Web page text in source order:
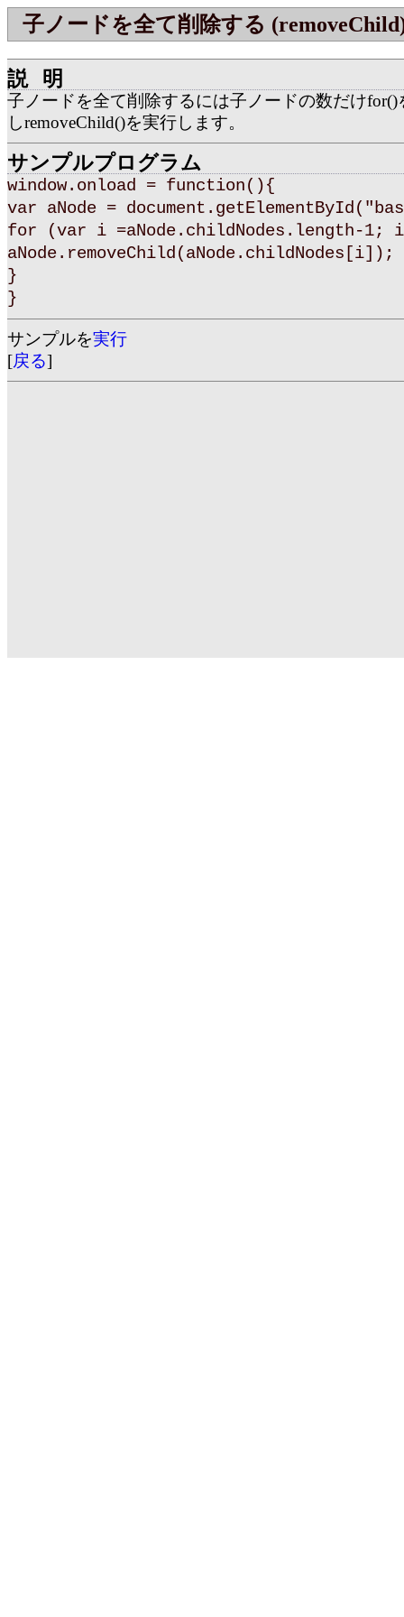
子ノードを全て削除する
説明
子ノードを全て削除するには子ノードの数だけfor()
しremoveChild()を実行します。
サンプルプログラム
window.onload = function(){
var aNode =
for (var i =aNode.childNodes.length-
aNode.removeChild(aNode.childNodes[i]);
}
}
サンプルを実行
[戻る]